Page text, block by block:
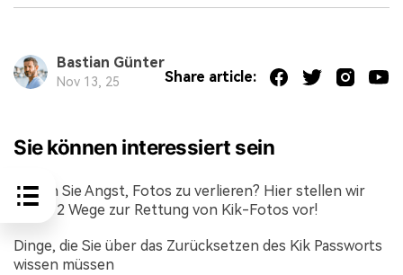
Bastian Günter
Nov 13, 25 Share article:
Sie können interessiert sein
Haben Sie Angst, Fotos zu verlieren? Hier stellen wir
Ihnen 2 Wege zur Rettung von Kik-Fotos vor!
Dinge, die Sie über das Zurücksetzen des Kik Passworts
wissen müssen